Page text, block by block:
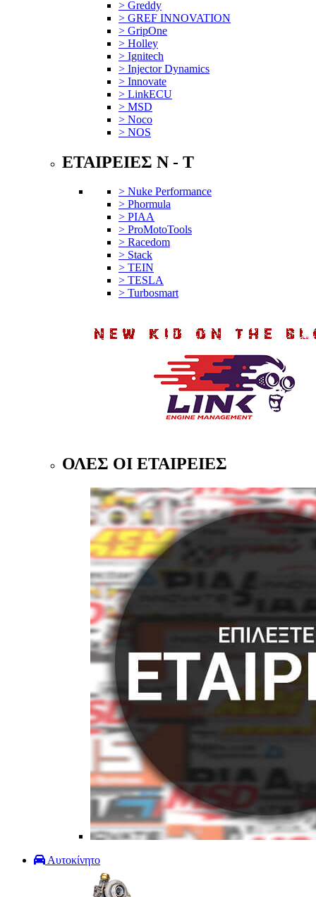
> Greddy
> GREF INNOVATION
> GripOne
> Holley
> Ignitech
> Injector Dynamics
> Innovate
> LinkECU
> MSD
> Noco
> NOS
ΕΤΑΙΡΕΙΕΣ N - T
> Nuke Performance
> Phormula
> PIAA
> ProMotoTools
> Racedom
> Stack
> TEIN
> TESLA
> Turbosmart
ΟΛΕΣ ΟΙ ΕΤΑΙΡΕΙΕΣ
Αυτοκίνητο